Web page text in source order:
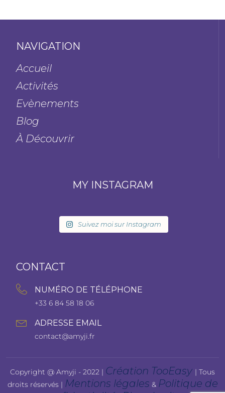
NAVIGATION
Accueil
Activités
Evènements
Blog
À Découvrir
MY INSTAGRAM
Suivez moi sur Instagram
CONTACT
NUMÉRO DE TÉLÉPHONE
+33 6 84 58 18 06
ADRESSE EMAIL
contact@amyji.fr
Copyright @ Amyji - 2022 | Création TooEasy | Tous
droits réservés | Mentions légales & Politique de